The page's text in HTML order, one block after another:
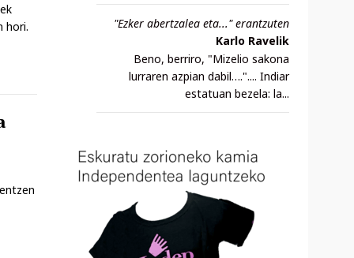
hori.
"Ezker abertzalea eta..." erantzuten
Karlo Ravelik
Beno, berriro, "Mizelio sakona
lurraren azpian dabil….".... Indiar
estatuan bezela: la...